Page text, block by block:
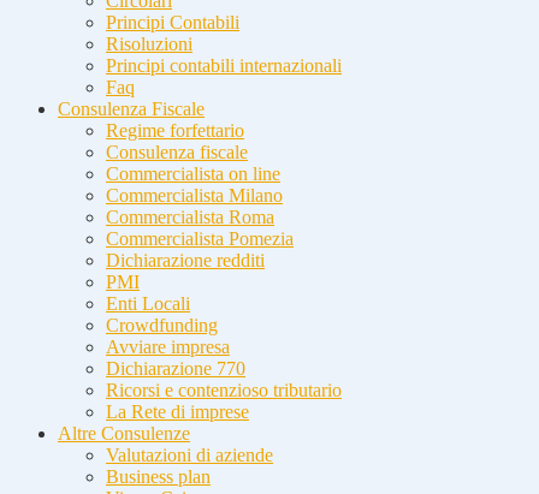
Principi Contabili
Risoluzioni
Principi contabili internazionali
Faq
Consulenza Fiscale
Regime forfettario
Consulenza fiscale
Commercialista on line
Commercialista Milano
Commercialista Roma
Commercialista Pomezia
Dichiarazione redditi
PMI
Enti Locali
Crowdfunding
Avviare impresa
Dichiarazione 770
Ricorsi e contenzioso tributario
La Rete di imprese
Altre Consulenze
Valutazioni di aziende
Business plan